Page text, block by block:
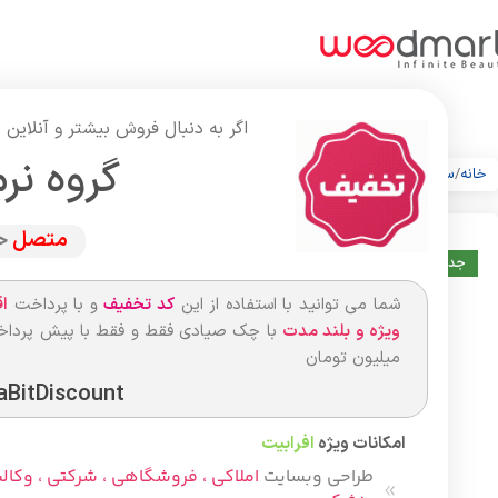
اگر به دنبال فروش بیشتر و
گروه
متصل
شما می توانید با استفاده از اینکد تخفیفو با پرداخت
ویژه و بلند مدت
میلیون تومان
امکانات ویژه افرابیت
طراحی وبسایت املاکی ، فروشگاهی ، شرکتی ،
خانه ساعت ساعت هوشمندa21
جدید